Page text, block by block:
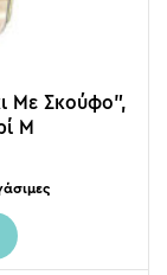
Με Σκούφο”,
M